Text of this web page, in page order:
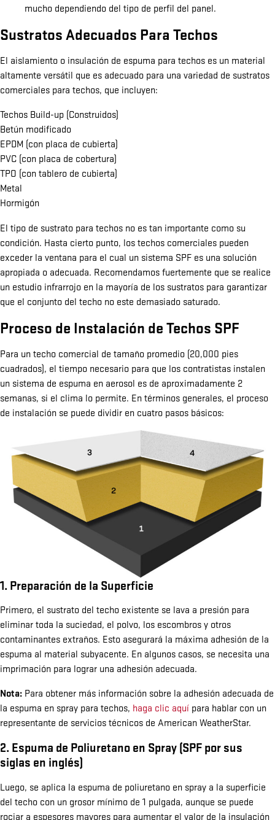
mucho dependiendo del tipo de perfil del panel.
Sustratos Adecuados Para Techos
El aislamiento o insulación de espuma para techos es un material
altamente versátil que es adecuado para una variedad de sustratos
comerciales para techos, que incluyen:
Techos Build-up (Construidos)
Betún modificado
EPDM (con placa de cubierta)
PVC (con placa de cobertura)
TPO (con tablero de cubierta)
Metal
Hormigón
El tipo de sustrato para techos no es tan importante como su
condición. Hasta cierto punto, los techos comerciales pueden
exceder la ventana para el cual un sistema SPF es una solución
apropiada o adecuada. Recomendamos fuertemente que se realice
un estudio infrarrojo en la mayoría de los sustratos para garantizar
que el conjunto del techo no este demasiado saturado.
Proceso de Instalación de Techos SPF
Para un techo comercial de tamaño promedio (20,000 pies
cuadrados), el tiempo necesario para que los contratistas instalen
un sistema de espuma en aerosol es de aproximadamente 2
semanas, si el clima lo permite. En términos generales, el proceso
de instalación se puede dividir en cuatro pasos básicos:
1. Preparación de la Superficie
Primero, el sustrato del techo existente se lava a presión para
eliminar toda la suciedad, el polvo, los escombros y otros
contaminantes extraños. Esto asegurará la máxima adhesión de la
espuma al material subyacente. En algunos casos, se necesita una
imprimación para lograr una adhesión adecuada.
Nota: Para obtener más información sobre la adhesión adecuada de
la espuma en spray para techos, haga clic aquí para hablar con un
representante de servicios técnicos de American WeatherStar.
2. Espuma de Poliuretano en Spray (SPF por sus
siglas en inglés)
Luego, se aplica la espuma de poliuretano en spray a la superficie
del techo con un grosor mínimo de 1 pulgada, aunque se puede
rociar a espesores mayores para aumentar el valor de la insulación